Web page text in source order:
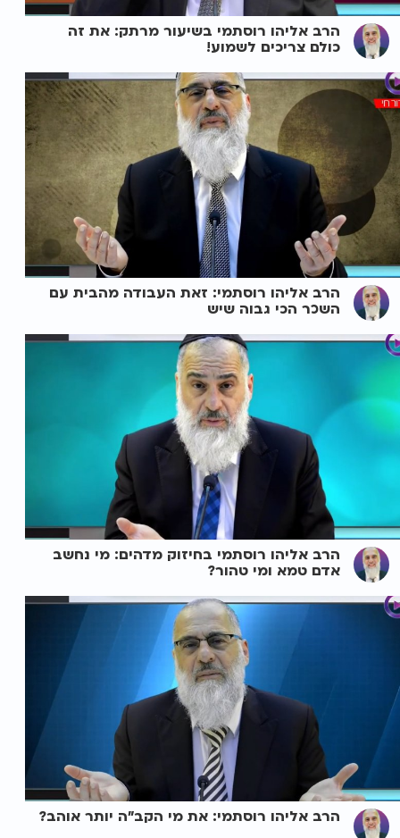
הרב אליהו רוסתמי בשיעור מרתק: את זה
כולם צריכים לשמוע!
הרב אליהו רוסתמי: זאת העבודה מהבית עם
השכר הכי גבוה שיש
הרב אליהו רוסתמי בחיזוק מדהים: מי נחשב
אדם טמא ומי טהור?
הרב אליהו רוסתמי: את מי הקב"ה יותר אוהב?